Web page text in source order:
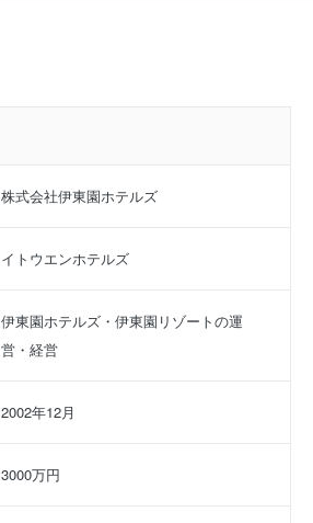
株式会社伊東園ホテルズ
イトウエンホテルズ
伊東園ホテルズ・伊東園リゾートの運
営・経営
2002年12月
3000万円